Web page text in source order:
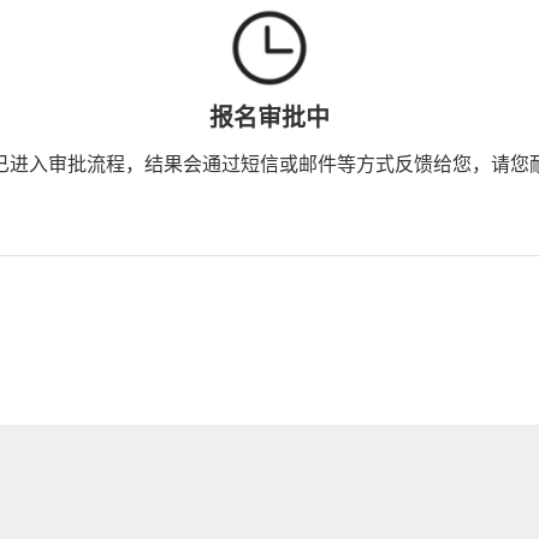
报名审批中
进入审批流程，结果会通过短信或邮件等方式反馈给您，请您